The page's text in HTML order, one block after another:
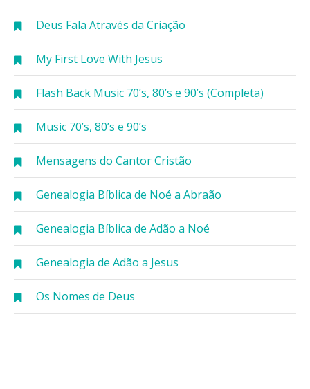
Deus Fala Através da Criação
My First Love With Jesus
Flash Back Music 70’s, 80’s e 90’s (Completa)
Music 70’s, 80’s e 90’s
Mensagens do Cantor Cristão
Genealogia Bíblica de Noé a Abraão
Genealogia Bíblica de Adão a Noé
Genealogia de Adão a Jesus
Os Nomes de Deus